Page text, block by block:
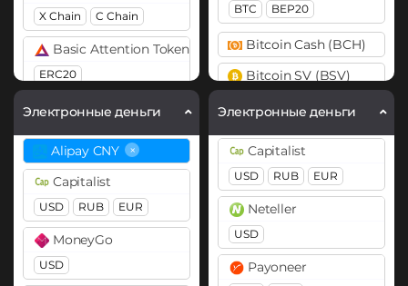
X Chain C Chain
Basic Attention Token (BAT)
ERC20
Binance Coin (BNB)
BEP20 BEP2
Bitcoin (BTC)
BTC BEP20
ARB
AVAXC
Bitcoin Cash (BCH)
Bitcoin SV (BSV)
Электронные деньги
Alipay CNY ×
Capitalist
USD RUB EUR
MoneyGo
USD
BTC BEP20
Bitcoin Cash (BCH)
Bitcoin SV (BSV)
Cardano (ADA)
Cosmos (ATOM)
DASH
Dogecoin (DOGE)
DOGE
Polkadot (DOT)
DOT
Электронные деньги
Capitalist
USD RUB EUR
Neteller
USD
Payoneer